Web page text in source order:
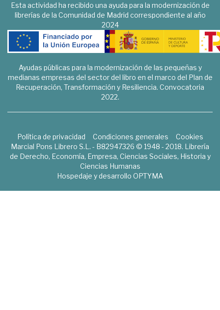
Esta actividad ha recibido una ayuda para la modernización de
librerías de la Comunidad de Madrid correspondiente al año
2024
Ayudas públicas para la modernización de las pequeñas y
medianas empresas del sector del libro en el marco del Plan de
Recuperación, Transformación y Resiliencia. Convocatoria
2022.
Política de privacidad Condiciones generales
Cookies
Marcial Pons Librero S.L. - B82947326 © 1948 - 2018. Librería
de Derecho, Economía, Empresa, Ciencias Sociales, Historia y
Ciencias Humanas
Hospedaje y desarrollo OPTYMA